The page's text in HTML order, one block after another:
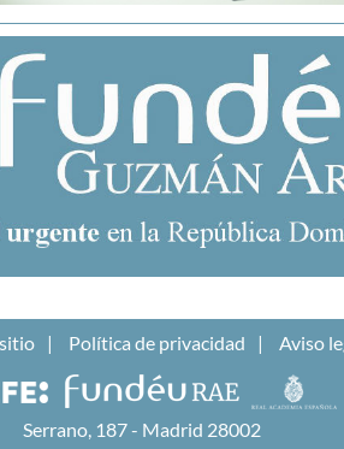
Política de privacidad Aviso
Serrano, 187 - Madrid 28002